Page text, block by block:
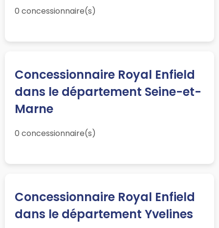
0 concessionnaire(s)
Concessionnaire Royal Enfield
dans le département Seine-et-
Marne
0 concessionnaire(s)
Concessionnaire Royal Enfield
dans le département Yvelines